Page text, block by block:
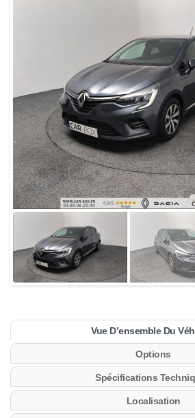
Vue D’ensemble Du
Options
Spécifications
Localisation